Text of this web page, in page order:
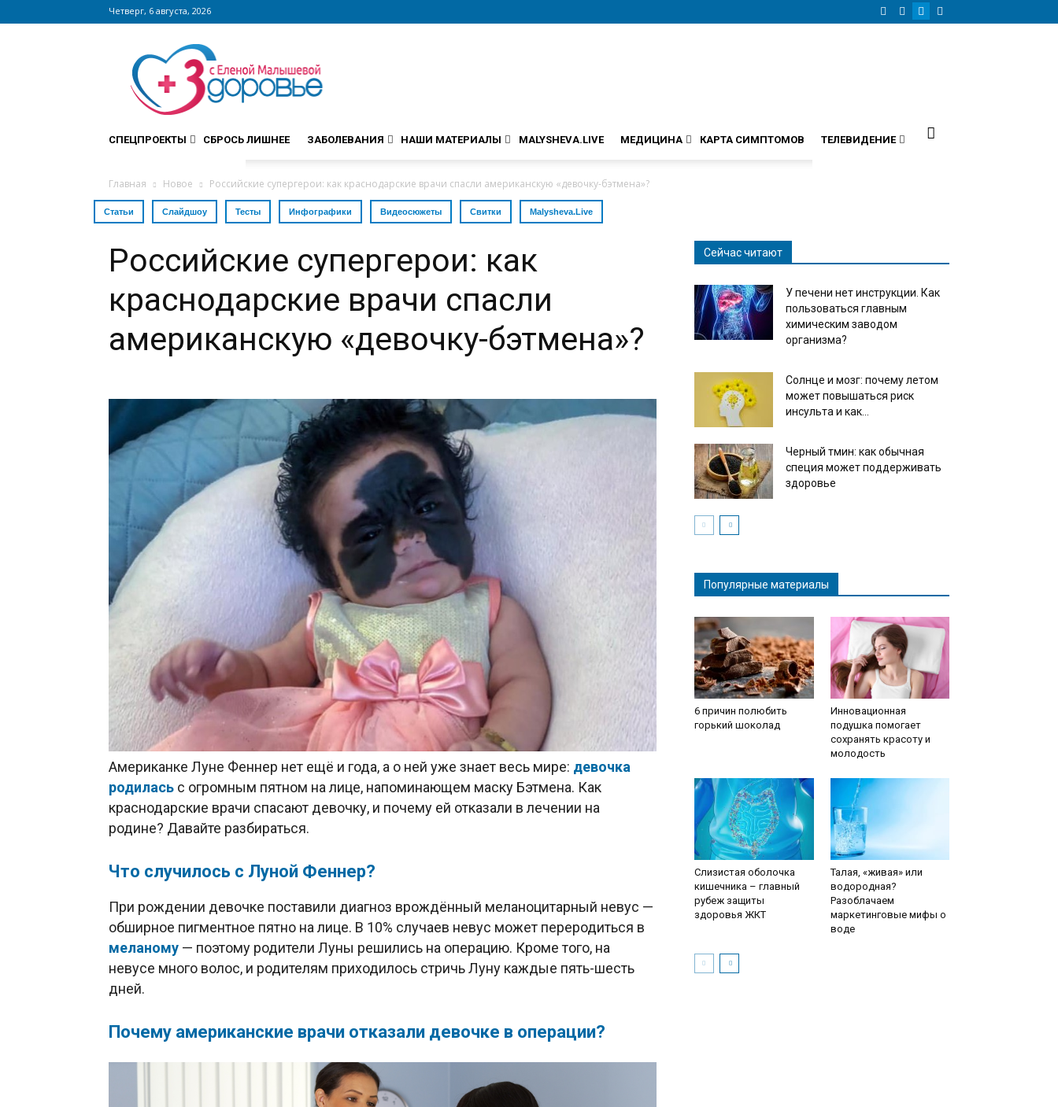
Четверг, 6 августа, 2026
Сайт
zdorovieinfo.ru
крупнейший
медицинский
интернет-
СПЕЦПРОЕКТЫ СБРОСЬ ЛИШНЕЕ ЗАБОЛЕВАНИЯ НАШИ МАТЕРИАЛЫ MALYSHEVA.LIVE МЕДИЦИНА КАРТА СИМПТОМОВ ТЕЛЕВИДЕНИЕ
Главная Новое Российские супергерои: как краснодарские врачи спасли американскую «девочку-бэтмена»?
Статьи Слайдшоу Тесты Инфографики Видеосюжеты Свитки Malysheva.Live
Российские супергерои: как
краснодарские врачи спасли
американскую «девочку-бэтмена»?
Американке Луне Феннер нет ещё и года, а о ней уже знает весь мире: девочка
родилась с огромным пятном на лице, напоминающем маску Бэтмена. Как
краснодарские врачи спасают девочку, и почему ей отказали в лечении на
родине? Давайте разбираться.
Что случилось с Луной Феннер?
При рождении девочке поставили диагноз врождённый меланоцитарный невус —
обширное пигментное пятно на лице. В 10% случаев невус может переродиться в
меланому — поэтому родители Луны решились на операцию. Кроме того, на
невусе много волос, и родителям приходилось стричь Луну каждые пять-шесть
дней.
Почему американские врачи отказали девочке в операции?
Сейчас читают
У печени нет инструкции. Как
пользоваться главным
химическим заводом
организма?
Солнце и мозг: почему летом
может повышаться риск
инсульта и как...
Черный тмин: как обычная
специя может поддерживать
здоровье
Популярные материалы
6 причин полюбить
горький шоколад
Инновационная
подушка помогает
сохранять красоту и
молодость
Слизистая оболочка
кишечника – главный
рубеж защиты
здоровья ЖКТ
Талая, «живая» или
водородная?
Разоблачаем
маркетинговые мифы о
воде